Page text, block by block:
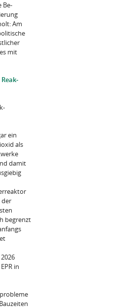
Be­
Am
mit
Reak­
ein
als
damit
der
begrenzt
in